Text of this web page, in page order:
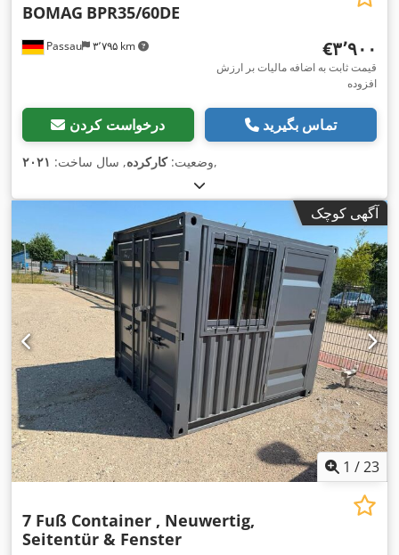
Passau ۳٬۷۹۵ km
BOMAG BPR35/60DE
‎€۳٬۹۰۰
قیمت ثابت به اضافه مالیات بر ارزش
افزوده
درخواست کردن تماس بگیرید
وضعیت:کارکرده, سال ساخت: ۲۰۲۱ ,
آگهی کوچک
1 /23
7 Fuß Container , Neuwertig,
Seitentür & Fenster